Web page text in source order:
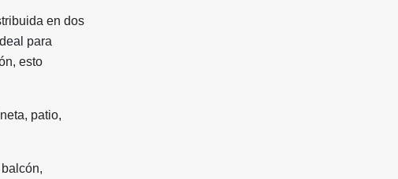
en dos
para
esto
patio,